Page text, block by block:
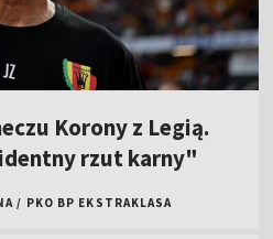
Korony z Legią.
rzut karny"
/ PKO BP EKSTRAKLASA